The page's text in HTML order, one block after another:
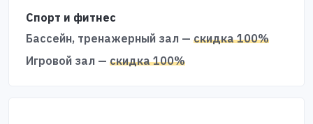
Спорт и фитнес
Бассейн, тренажерный зал — скидка 100%
Игровой зал — скидка 100%